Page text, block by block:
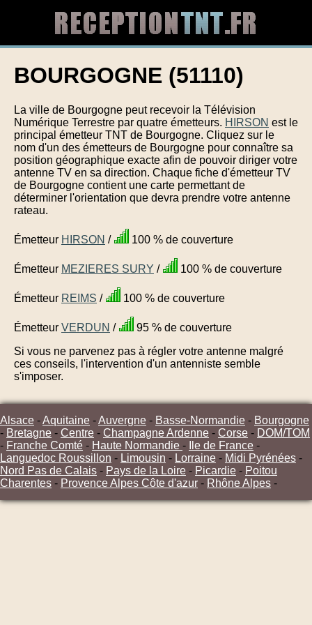
BOURGOGNE (51110)
La ville de Bourgogne peut recevoir la Télévision
Numérique Terrestre par quatre émetteurs. HIRSON est le
principal émetteur TNT de Bourgogne. Cliquez sur le
nom d'un des émetteurs de Bourgogne pour connaître sa
position géographique exacte afin de pouvoir diriger votre
antenne TV en sa direction. Chaque fiche d'émetteur TV
de Bourgogne contient une carte permettant de
déterminer l'orientation que devra prendre votre antenne
rateau.
Émetteur HIRSON / 100 % de couverture
Émetteur MEZIERES SURY / 100 % de couverture
Émetteur REIMS / 100 % de couverture
Émetteur VERDUN /
95 % de couverture
Si vous ne parvenez pas à régler votre antenne malgré
ces conseils, l'intervention d'un antenniste semble
s'imposer.
Alsace -Aquitaine -Auvergne - Basse-Normandie - Bourgogne
- Bretagne - Centre - Champagne Ardenne - Corse - DOM/TOM
- Franche Comté - Haute Normandie - Ile de France -
Languedoc Roussillon - Limousin - Lorraine - Midi Pyrénées -
Nord Pas de Calais - Pays de la Loire - Picardie - Poitou
Charentes - Provence Alpes Côte d'azur - Rhône Alpes -